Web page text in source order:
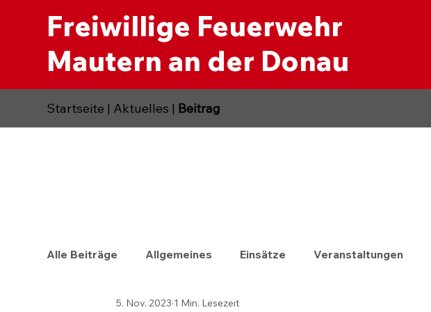
Freiwillige Feuerwehr
Mautern an der Donau
Alle Beiträge Allgemeines Einsätze Veranstaltungen
5. Nov. 2023 1 Min. Lesezeit
Startseite | Aktuelles | Beitrag